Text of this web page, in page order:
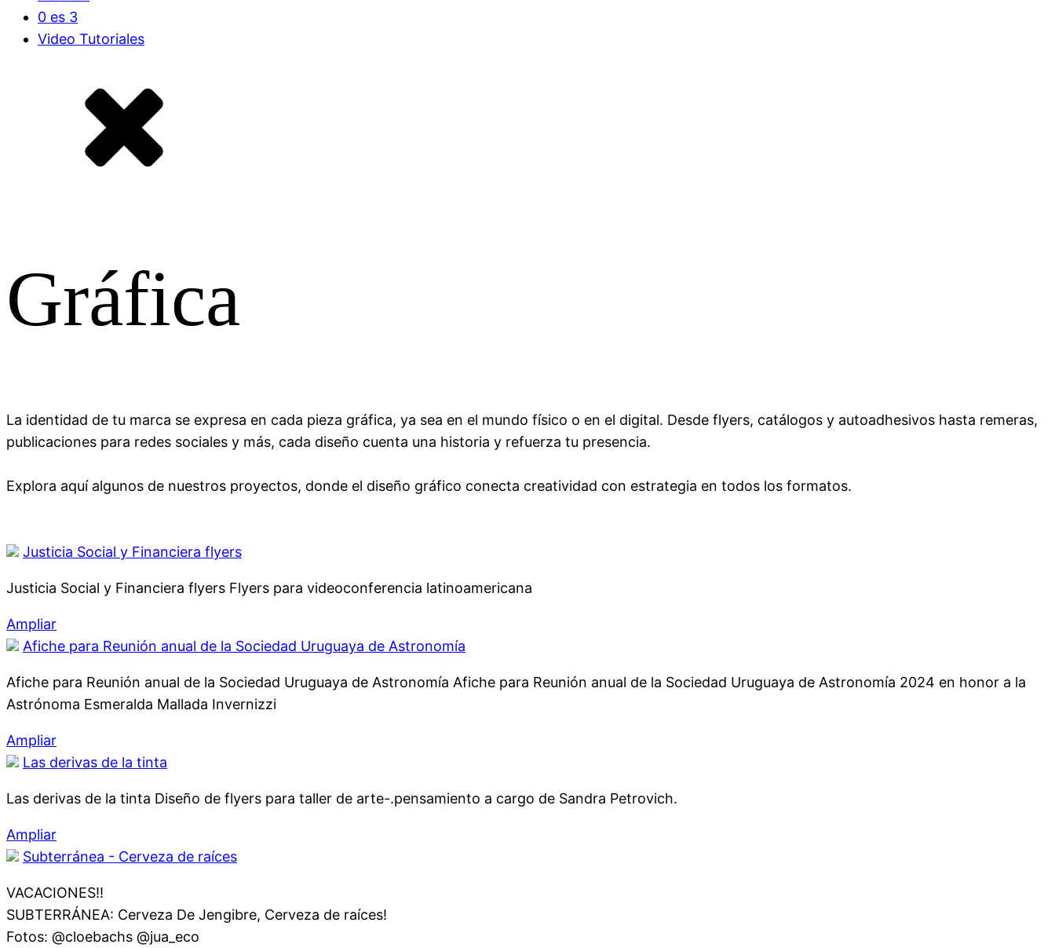
Logos
Precios de Páginas Web
QuiÉNES SOMOS
0 es 3
Video Tutoriales
Gráfica
La identidad de tu marca se expresa en cada pieza gráfica, ya sea en el mundo físico o en el digital. Desde flyers, catálogos y autoadhesivos hasta remeras,
publicaciones para redes sociales y más, cada diseño cuenta una historia y refuerza tu presencia.
Explora aquí algunos de nuestros proyectos, donde el diseño gráfico conecta creatividad con estrategia en todos los formatos.
Justicia Social y Financiera flyers
Justicia Social y Financiera flyers Flyers para videoconferencia latinoamericana
Ampliar
Afiche para Reunión anual de la Sociedad Uruguaya de Astronomía
Afiche para Reunión anual de la Sociedad Uruguaya de Astronomía Afiche para Reunión anual de la Sociedad Uruguaya de Astronomía 2024 en honor a la
Astrónoma Esmeralda Mallada Invernizzi
Ampliar
Las derivas de la tinta
Las derivas de la tinta Diseño de flyers para taller de arte-.pensamiento a cargo de Sandra Petrovich.
Ampliar
Subterránea - Cerveza de raíces
VACACIONES!!
SUBTERRÁNEA: Cerveza De Jengibre, Cerveza de raíces!
Fotos: @cloebachs @jua_eco